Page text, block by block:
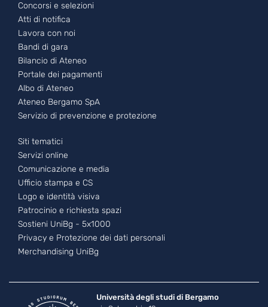
Footer - 2
Concorsi e selezioni
Atti di notifica
Lavora con noi
Bandi di gara
Bilancio di Ateneo
Portale dei pagamenti
Albo di Ateneo
Ateneo Bergamo SpA
Servizio di prevenzione e protezione
Footer - 3
Siti tematici
Servizi online
Comunicazione e media
Ufficio stampa e CS
Logo e identità visiva
Patrocinio e richiesta spazi
Sostieni UniBg - 5x1000
Privacy e Protezione dei dati personali
Merchandising UniBg
Università degli studi di Bergamo